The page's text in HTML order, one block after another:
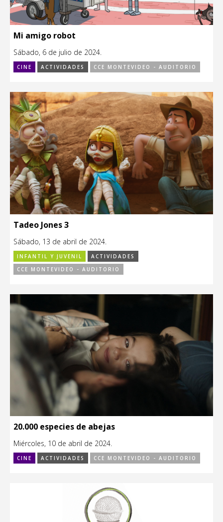
Mi amigo robot
Sábado, 6 de julio de 2024.
CINE ACTIVIDADES CCE MONTEVIDEO - AUDITORIO
Tadeo Jones 3
Sábado, 13 de abril de 2024.
INFANTIL Y JUVENIL
ACTIVIDADES
CCE MONTEVIDEO - AUDITORIO
20.000 especies de abejas
Miércoles, 10 de abril de 2024.
CINE ACTIVIDADES CCE MONTEVIDEO - AUDITORIO